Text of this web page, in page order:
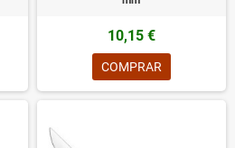
10,15 €
COMPRAR